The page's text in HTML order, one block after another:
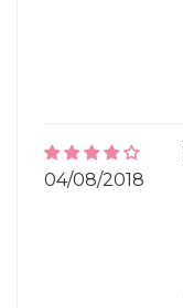
04/08/2018